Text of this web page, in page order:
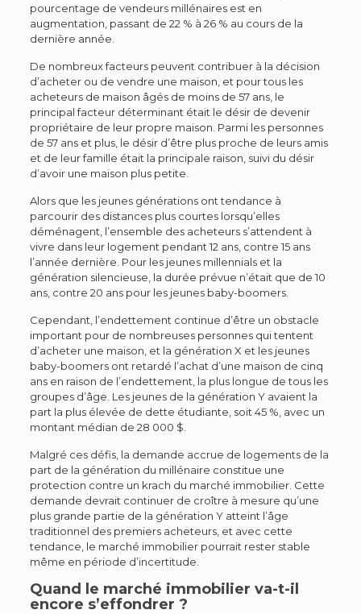
pourcentage de vendeurs millénaires est en
augmentation, passant de 22 % à 26 % au cours de la
dernière année.
De nombreux facteurs peuvent contribuer à la décision
d’acheter ou de vendre une maison, et pour tous les
acheteurs de maison âgés de moins de 57 ans, le
principal facteur déterminant était le désir de devenir
propriétaire de leur propre maison. Parmi les personnes
de 57 ans et plus, le désir d’être plus proche de leurs amis
et de leur famille était la principale raison, suivi du désir
d’avoir une maison plus petite.
Alors que les jeunes générations ont tendance à
parcourir des distances plus courtes lorsqu’elles
déménagent, l’ensemble des acheteurs s’attendent à
vivre dans leur logement pendant 12 ans, contre 15 ans
l’année dernière. Pour les jeunes millennials et la
génération silencieuse, la durée prévue n’était que de 10
ans, contre 20 ans pour les jeunes baby-boomers.
Cependant, l’endettement continue d’être un obstacle
important pour de nombreuses personnes qui tentent
d’acheter une maison, et la génération X et les jeunes
baby-boomers ont retardé l’achat d’une maison de cinq
ans en raison de l’endettement, la plus longue de tous les
groupes d’âge. Les jeunes de la génération Y avaient la
part la plus élevée de dette étudiante, soit 45 %, avec un
montant médian de 28 000 $.
Malgré ces défis, la demande accrue de logements de la
part de la génération du millénaire constitue une
protection contre un krach du marché immobilier. Cette
demande devrait continuer de croître à mesure qu’une
plus grande partie de la génération Y atteint l’âge
traditionnel des premiers acheteurs, et avec cette
tendance, le marché immobilier pourrait rester stable
même en période d’incertitude.
Quand le marché immobilier va-t-il
encore s’effondrer ?